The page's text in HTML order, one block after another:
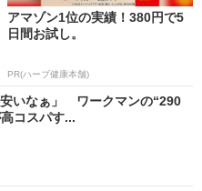
アマゾン1位の実績！380円で5
日間お試し。
PR(ハーブ健康本舗)
安いなぁ」 ワークマンの“290
コスパす...